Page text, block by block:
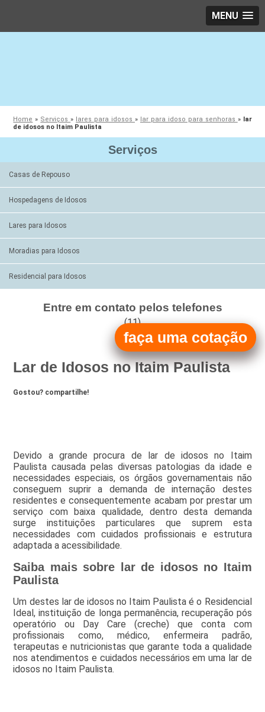
MENU
Home » Serviços» lares para idosos» lar para idoso para senhoras » lar
de idosos no Itaim Paulista
Serviços
Casas de Repouso
Hospedagens de Idosos
Lares para Idosos
Moradias para Idosos
Residencial para Idosos
Entre em contato pelos telefones
(11)
(11)
Lar de Idosos no Itaim Paulista
Gostou? compartilhe!
Devido a grande procura de lar de idosos no Itaim
Paulista causada pelas diversas patologias da idade e
necessidades especiais, os órgãos governamentais não
conseguem suprir a demanda de internação destes
residentes e consequentemente acabam por prestar um
serviço com baixa qualidade, dentro desta demanda
surge instituições particulares que suprem esta
necessidades com cuidados profissionais e estrutura
adaptada a acessibilidade.
Saiba mais sobre lar de idosos no Itaim
Paulista
Um destes lar de idosos no Itaim Paulista é o Residencial
Ideal, instituição de longa permanência, recuperação pós
operatório ou Day Care (creche) que conta com
profissionais como, médico, enfermeira padrão,
terapeutas e nutricionistas que garante toda a qualidade
nos atendimentos e cuidados necessários em uma lar de
idosos no Itaim Paulista.
faça uma cotação